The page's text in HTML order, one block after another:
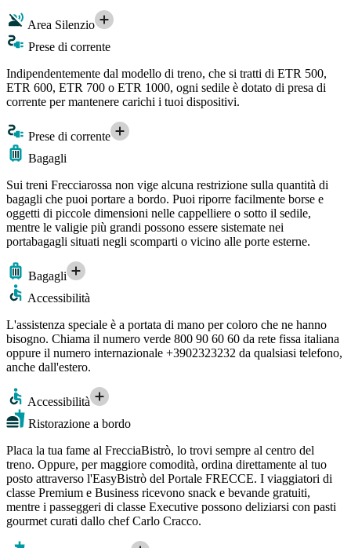
Area Silenzio
Prese di corrente
Indipendentemente dal modello di treno, che si tratti di ETR 500,
ETR 600, ETR 700 o ETR 1000, ogni sedile è dotato di presa di
corrente per mantenere carichi i tuoi dispositivi.
Prese di corrente
Bagagli
Sui treni Frecciarossa non vige alcuna restrizione sulla quantità di
bagagli che puoi portare a bordo. Puoi riporre facilmente borse e
oggetti di piccole dimensioni nelle cappelliere o sotto il sedile,
mentre le valigie più grandi possono essere sistemate nei
portabagagli situati negli scomparti o vicino alle porte esterne.
Bagagli
Accessibilità
L'assistenza speciale è a portata di mano per coloro che ne hanno
bisogno. Chiama il numero verde 800 90 60 60 da rete fissa italiana
oppure il numero internazionale +3902323232 da qualsiasi telefono,
anche dall'estero.
Accessibilità
Ristorazione a bordo
Placa la tua fame al FrecciaBistrò, lo trovi sempre al centro del
treno. Oppure, per maggiore comodità, ordina direttamente al tuo
posto attraverso l'EasyBistrò del Portale FRECCE. I viaggiatori di
classe Premium e Business ricevono snack e bevande gratuiti,
mentre i passeggeri di classe Executive possono deliziarsi con pasti
gourmet curati dallo chef Carlo Cracco.